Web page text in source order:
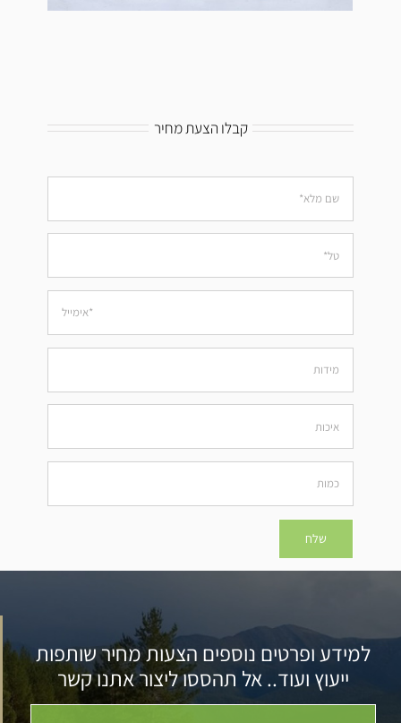
קבלו הצעת מחיר
למידע ופרטים נוספים הצעות מחיר שותפות
ייעוץ ועוד.. אל תהססו ליצור אתנו קשר